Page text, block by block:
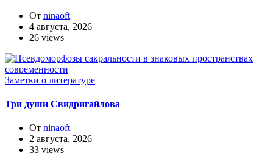
От ninaoft
4 августа, 2026
26 views
Заметки о литературе
Три души Свидригайлова
От ninaoft
2 августа, 2026
33 views